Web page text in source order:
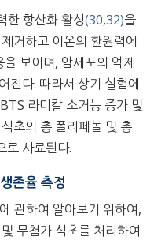
한 항산화 활성(30,32)을
거하고 이온의 환원력에
보이며, 암세포의 억제
진다. 따라서 상기 실험에
라디칼 소거능 증가 및
초의 총 폴리페놀 및 총
로 사료된다.
존율 측정
관하여 알아보기 위하여,
무첨가 식초를 처리하여